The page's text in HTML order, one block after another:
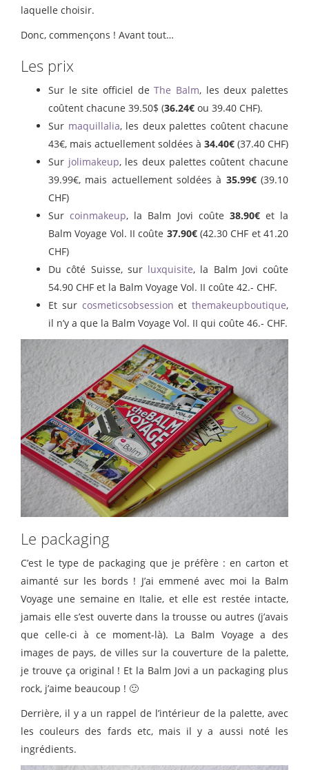
laquelle choisir.
Donc, commençons ! Avant tout…
Les prix
Sur le site officiel deThe Balm, les deux palettes
coûtent chacune 39.50$ (36.24€ ou 39.40 CHF).
Sur maquillalia, les deux palettes coûtent chacune
43€, mais actuellement soldées à 34.40€ (37.40 CHF)
Sur jolimakeup, les deux palettes coûtent chacune
39.99€, mais actuellement soldées à 35.99€(39.10
CHF)
Surcoinmakeup, la Balm Jovi coûte 38.90€et la
Balm Voyage Vol. II coûte 37.90€(42.30 CHF et 41.20
CHF)
Du côté Suisse, sur luxquisite, la Balm Jovi coûte
54.90 CHF et la Balm Voyage Vol. II coûte 42.- CHF.
Et sur cosmeticsobsession et themakeupboutique,
il n’y a que la Balm Voyage Vol. II qui coûte 46.- CHF.
Le packaging
C’est le type de packaging que je préfère : en carton et
aimanté sur les bords ! J’ai emmené avec moi la Balm
Voyage une semaine en Italie, et elle est restée intacte,
jamais elle s’est ouverte dans la trousse ou autres (j’avais
que celle-ci à ce moment-là). La Balm Voyage a des
images de pays, de villes sur la couverture de la palette,
je trouve ça original ! Et la Balm Jovi a un packaging plus
rock, j’aime beaucoup ! 🙂
Derrière, il y a un rappel de l’intérieur de la palette, avec
les couleurs des fards etc, mais il y a aussi noté les
ingrédients.